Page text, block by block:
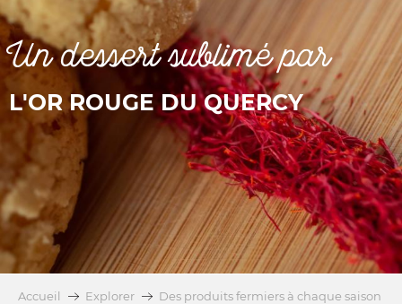
Un dessert sublimé par
L'OR ROUGE DU QUERCY
Accueil Explorer
Des produits fermiers à chaque saison